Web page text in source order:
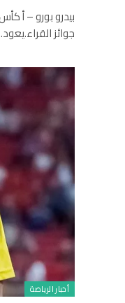
بيدرو بورو – أ
جوائز
أخبار الرياضة